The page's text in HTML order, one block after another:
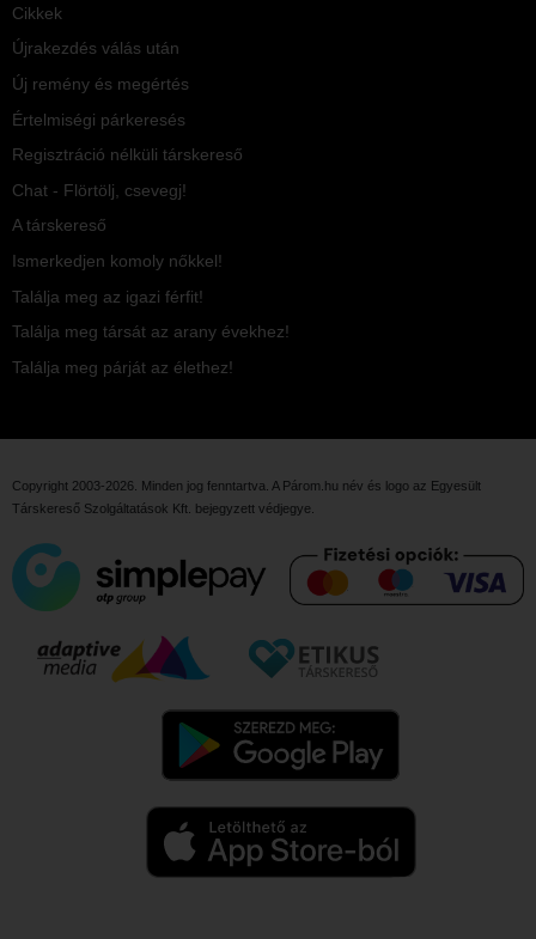
Cikkek
Újrakezdés válás után
Új remény és megértés
Értelmiségi párkeresés
Regisztráció nélküli társkereső
Chat - Flörtölj, csevegj!
A társkereső
Ismerkedjen komoly nőkkel!
Találja meg az igazi férfit!
Találja meg társát az arany évekhez!
Találja meg párját az élethez!
Copyright 2003-2026. Minden jog fenntartva. A Párom.hu név és logo az Egyesült
Társkereső Szolgáltatások Kft. bejegyzett védjegye.